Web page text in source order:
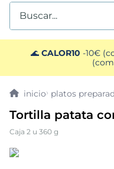
Buscar...
🌊 CALOR10 -10€
platos
Tortilla patata
Caja 2 u 360 g
TÉRMINOS MÁS
1. helados sirena
gambas
3. patatas